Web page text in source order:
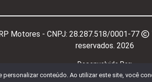
RP Motores - CNPJ: 28.287.518/0001-77
reservados. 2026
Desenvolvido Por:
conteúdo. Ao utilizar este site, você